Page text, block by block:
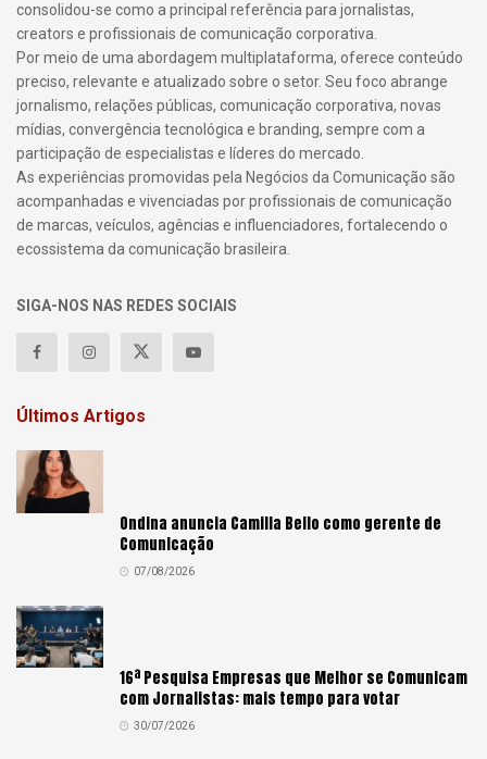
consolidou-se como a principal referência para jornalistas,
creators e profissionais de comunicação corporativa.
Por meio de uma abordagem multiplataforma, oferece conteúdo
preciso, relevante e atualizado sobre o setor. Seu foco abrange
jornalismo, relações públicas, comunicação corporativa, novas
mídias, convergência tecnológica e branding, sempre com a
participação de especialistas e líderes do mercado.
As experiências promovidas pela Negócios da Comunicação são
acompanhadas e vivenciadas por profissionais de comunicação
de marcas, veículos, agências e influenciadores, fortalecendo o
ecossistema da comunicação brasileira.
SIGA-NOS NAS REDES SOCIAIS
Últimos Artigos
Ondina anuncia Camilla Bello como gerente de
Comunicação
07/08/2026
16ª Pesquisa Empresas que Melhor se Comunicam
com Jornalistas: mais tempo para votar
30/07/2026